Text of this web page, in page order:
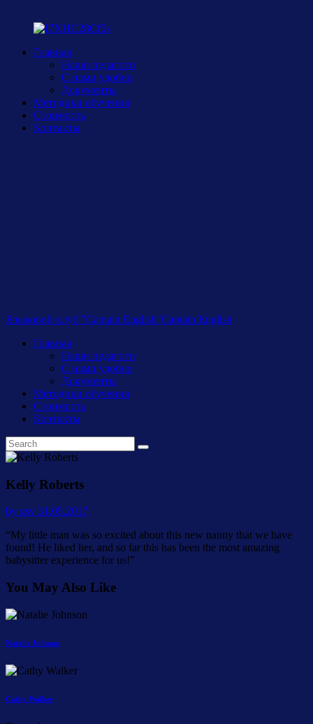
Главная
Наши педагоги
С нами удобно
Документы
Методики обучения
Стоимость
Контакты
Языковой клуб "Captain English"Captain English
Главная
Наши педагоги
С нами удобно
Документы
Методики обучения
Стоимость
Контакты
Kelly Roberts
by gsv 31.05.2017
“My little man was so excited about this new nanny that we have
found! He liked her, and so far this has been the most amazing
babysitter experience for us!”
You May Also Like
Natalie Johnson
Cathy Walker